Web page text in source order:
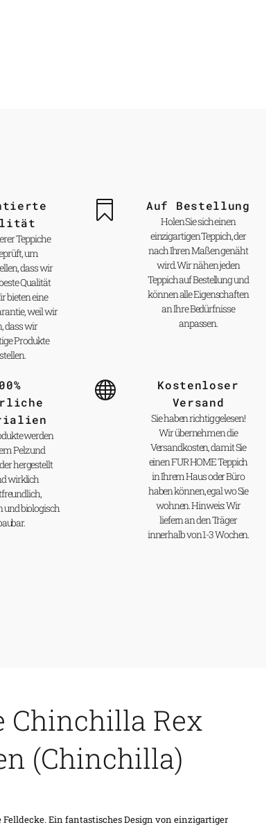
Teppiche
um
dass wir
Qualität
bieten eine
weil wir
dass wir
Produkte
Auf Bestellung
Holen Sie sich einen
einzigartigen Teppich, der
nach Ihren Maßen genäht
wird. Wir nähen jeden
Teppich auf Bestellung und
können alle Eigenschaften
an Ihre Bedürfnisse
anpassen.
werden
Pelz und
hergestellt
wirklich
und biologisch
Kostenloser
Versand
Sie haben richtig gelesen!
Wir übernehmen die
Versandkosten, damit Sie
einen FUR HOME Teppich
in Ihrem Haus oder Büro
haben können, egal wo Sie
wohnen. Hinweis: Wir
liefern an den Träger
innerhalb von 1-3 Wochen.
Chinchilla Rex
(Chinchilla)
Ein fantastisches Design von einzigartiger